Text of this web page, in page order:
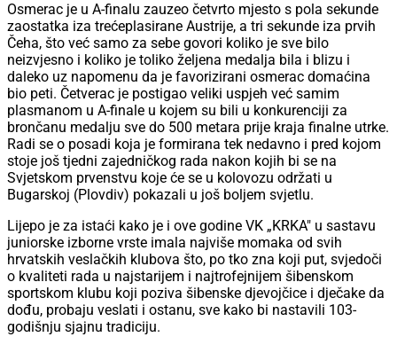
Osmerac je u A-finalu zauzeo četvrto mjesto s pola sekunde
zaostatka iza trećeplasirane Austrije, a tri sekunde iza prvih
Čeha, što već samo za sebe govori koliko je sve bilo
neizvjesno i koliko je toliko željena medalja bila i blizu i
daleko uz napomenu da je favorizirani osmerac domaćina
bio peti. Četverac je postigao veliki uspjeh već samim
plasmanom u A-finale u kojem su bili u konkurenciji za
brončanu medalju sve do 500 metara prije kraja finalne utrke.
Radi se o posadi koja je formirana tek nedavno i pred kojom
stoje još tjedni zajedničkog rada nakon kojih bi se na
Svjetskom prvenstvu koje će se u kolovozu održati u
Bugarskoj (Plovdiv) pokazali u još boljem svjetlu.
Lijepo je za istaći kako je i ove godine VK „KRKA" u sastavu
juniorske izborne vrste imala najviše momaka od svih
hrvatskih veslačkih klubova što, po tko zna koji put, svjedoči
o kvaliteti rada u najstarijem i najtrofejnijem šibenskom
sportskom klubu koji poziva šibenske djevojčice i dječake da
dođu, probaju veslati i ostanu, sve kako bi nastavili 103-
godišnju sjajnu tradiciju.